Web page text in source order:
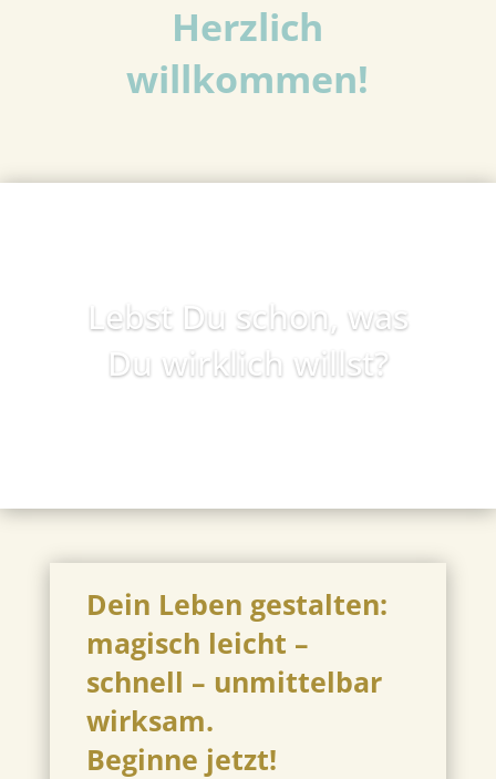
Herzlich
willkommen!
Lebst Du schon, was
Du wirklich willst?
Dein Leben gestalten:
magisch leicht –
schnell – unmittelbar
wirksam.
Beginne jetzt!